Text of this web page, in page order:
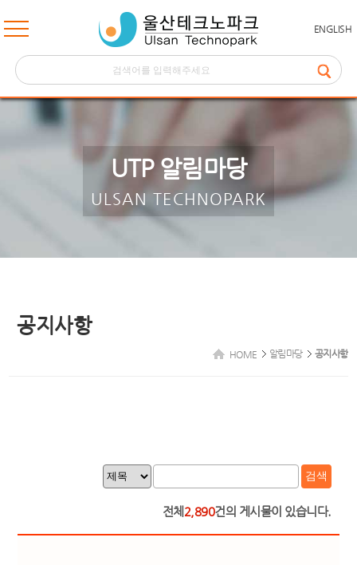
ENGLISH
UTP 알림마당
ULSAN TECHNOPARK
공지사항
HOME 알림마당 공지사항
검색
전체 2,890건의 게시물이 있습니다.